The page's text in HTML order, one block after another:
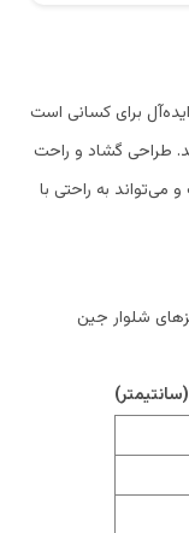
ایده‌آل برای کسانی است
طراحی گشاد و راحت
می‌تواند به راحتی با
شلوار جین